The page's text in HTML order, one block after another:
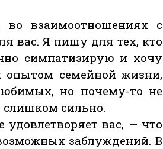
взаимоотношениях с
вас. Я пишу для тех, кто
симпатизирую и хочу
семейной жизни,
но почему-то не
сильно.
вас, — что
заблуждений. В